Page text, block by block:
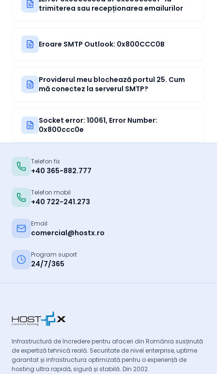
trimiterea sau recepționarea emailurilor
Eroare SMTP Outlook: 0x800CCC0B
Providerul meu blochează portul 25. Cum
mă conectez la serverul SMTP?
Socket error: 10061, Error Number:
0x800ccc0e
Telefon fix
+40 365-882.777
Telefon mobil
+40 722-241.273
Email
comercial@hostx.ro
Program suport
24/7/365
Infrastructură de încredere pentru afaceri din România susținută
de expertiză tehnică reală. Securitate de nivel enterprise, uptime
garantat și infrastructura optimizată pentru o experiență de
hosting ultra rapidă, sigură și stabilă. Din 2002.